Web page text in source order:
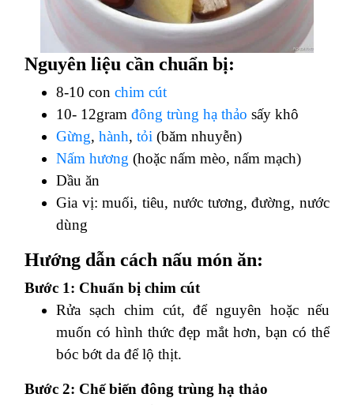
Nguyên liệu cần chuẩn bị:
8-10 con chim cút
10- 12gram đông trùng hạ thảo sấy khô
Gừng, hành, tỏi (băm nhuyễn)
Nấm hương (hoặc nấm mèo, nấm mạch)
Dầu ăn
Gia vị: muối, tiêu, nước tương, đường, nước
dùng
Hướng dẫn cách nấu món ăn:
Bước 1: Chuẩn bị chim cút
Rửa sạch chim cút, để nguyên hoặc nếu
muốn có hình thức đẹp mắt hơn, bạn có thể
bóc bớt da để lộ thịt.
Bước 2: Chế biến đông trùng hạ thảo